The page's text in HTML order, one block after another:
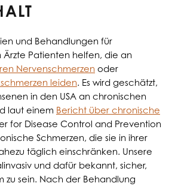
und Behandlungen für
Patienten helfen, die an
Nervenschmerzen oder
leiden. Es wird geschätzt,
in den USA an chronischen
laut einem Bericht über chronische
for Disease Control and Prevention
Schmerzen, die sie in ihrer
täglich einschränken. Unsere
und dafür bekannt, sicher,
zu sein. Nach der Behandlung